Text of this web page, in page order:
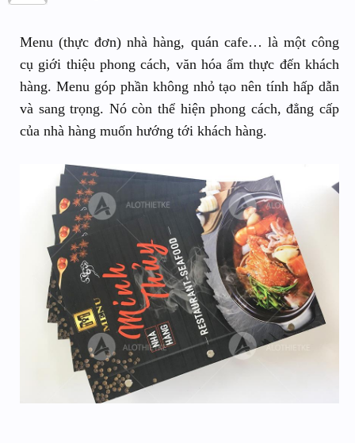
Menu (thực đơn) nhà hàng, quán cafe… là một công
cụ giới thiệu phong cách, văn hóa ẩm thực đến khách
hàng. Menu góp phần không nhỏ tạo nên tính hấp dẫn
và sang trọng. Nó còn thể hiện phong cách, đẳng cấp
của nhà hàng muốn hướng tới khách hàng.